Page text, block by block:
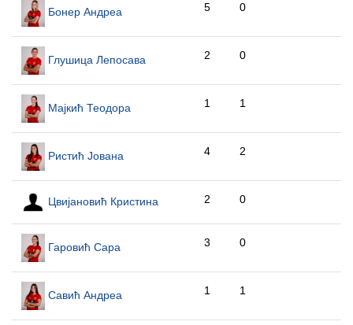
Бонер Андреа 5 0
Глушица Лепосава 2 0
Мајкић Теодора 1 1
Ристић Јована 4 2
Цвијановић Кристина 2 0
Гаровић Сара 3 0
Савић Андреа 1 1